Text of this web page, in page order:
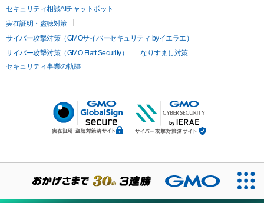
セキュリティ相談AIチャットボット
実在証明・盗聴対策
サイバー攻撃対策（GMOサイバーセキュリティ byイエラエ）
サイバー攻撃対策（GMO Flatt Security）
なりすまし対策
セキュリティ事業の軌跡